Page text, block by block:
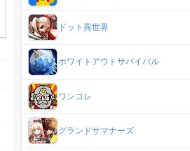
ドット異世界
ホワイトアウトサバイバル
ワンコレ
グランドサマナーズ